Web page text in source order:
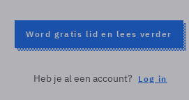
Word gratis lid en lees verder
Heb je al een account? Log in